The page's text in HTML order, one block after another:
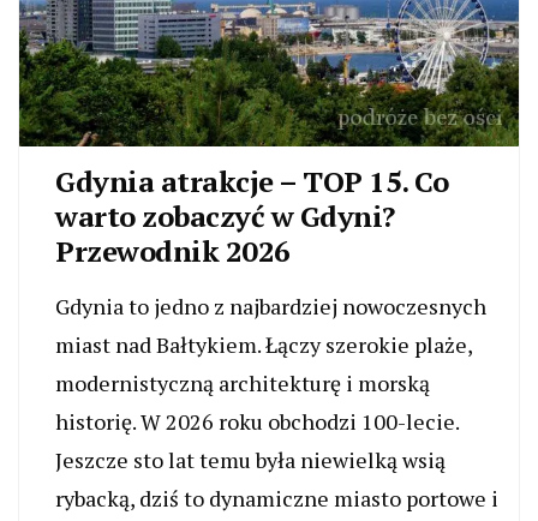
Gdynia atrakcje – TOP 15. Co
warto zobaczyć w Gdyni?
Przewodnik 2026
Gdynia to jedno z najbardziej nowoczesnych
miast nad Bałtykiem. Łączy szerokie plaże,
modernistyczną architekturę i morską
historię. W 2026 roku obchodzi 100-lecie.
Jeszcze sto lat temu była niewielką wsią
rybacką, dziś to dynamiczne miasto portowe i